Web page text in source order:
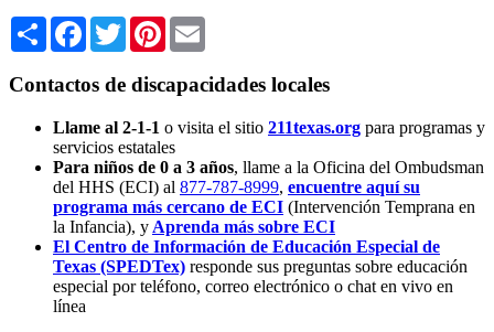
Share Facebook
TwitterPinterest
Contactos de discapacidades locales
Llame al 2-1-1 o visita el sitio 211texas.org para programas y
servicios estatales
Para niños de 0 a 3 años, llame a la Oficina del Ombudsman
del HHS (ECI) al 877-787-8999, encuentre aquí su
programa más cercano de ECI (Intervención Temprana en
la Infancia), y Aprenda más sobre ECI
El Centro de Información de Educación Especial de
Texas (SPEDTex) responde sus preguntas sobre educación
especial por teléfono, correo electrónico o chat en vivo en
línea